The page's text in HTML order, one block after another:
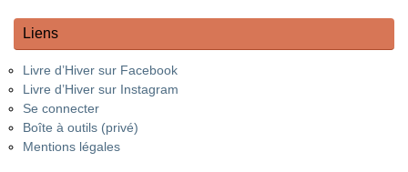
Liens
Livre d’Hiver sur Facebook
Livre d’Hiver sur Instagram
Se connecter
Boîte à outils (privé)
Mentions légales